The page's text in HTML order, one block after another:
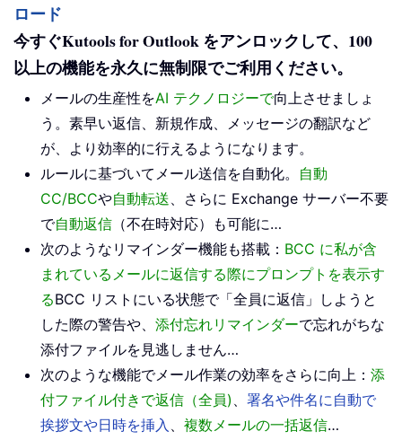
ロード
今すぐKutools for Outlook をアンロックして、100
以上の機能を永久に無制限でご利用ください。
メールの生産性をAI テクノロジーで向上させましょ
う。素早い返信、新規作成、メッセージの翻訳など
が、より効率的に行えるようになります。
ルールに基づいてメール送信を自動化。 自動
CC/BCCや自動転送、さらに Exchange サーバー不要
で自動返信 （不在時対応）も可能に…
次のようなリマインダー機能も搭載： BCC に私が含
まれているメールに返信する際にプロンプトを表示す
るBCC リストにいる状態で「全員に返信」しようと
した際の警告や、 添付忘れリマインダーで忘れがちな
添付ファイルを見逃しません…
次のような機能でメール作業の効率をさらに向上： 添
付ファイル付きで返信（全員) 、 署名や件名に自動で
挨拶文や日時を挿入 、 複数メールの一括返信…